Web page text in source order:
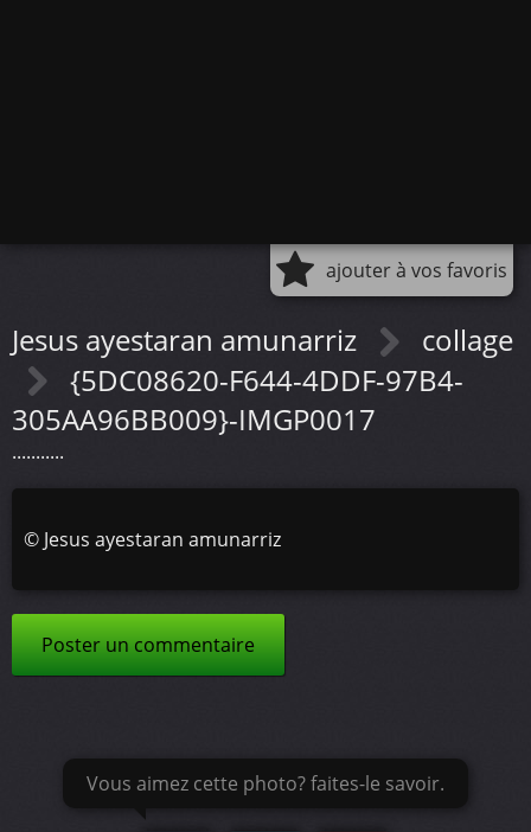
ajouter à vos favoris
Jesus ayestaran amunarriz
collage
{5DC08620-F644-4DDF-97B4-
305AA96BB009}-IMGP0017
...........
© Jesus ayestaran amunarriz
Poster un commentaire
Vous aimez cette photo? faites-le savoir.